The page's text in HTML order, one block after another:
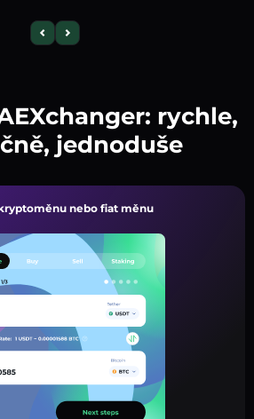
rychle,
jednoduše
nebo fiat měnu